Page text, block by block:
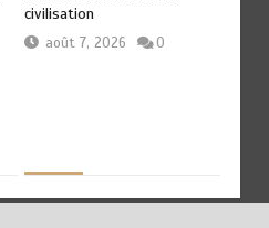
civilisation
août 7, 2026 0